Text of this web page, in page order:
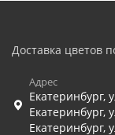
Доставка цветов
Адрес
Екатеринбург,
Екатеринбург,
Екатеринбург,